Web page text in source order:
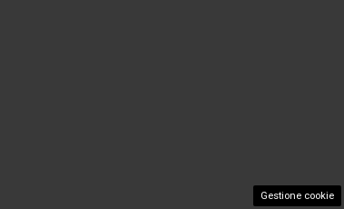
Gestione cookie